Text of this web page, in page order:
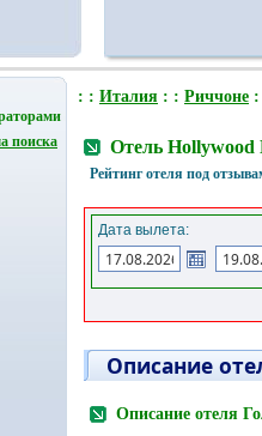
поиска
: : Италия : : Риччоне
Отель Hollywood
Рейтинг отеля под
Дата вылета:
Описание
Описание отеля